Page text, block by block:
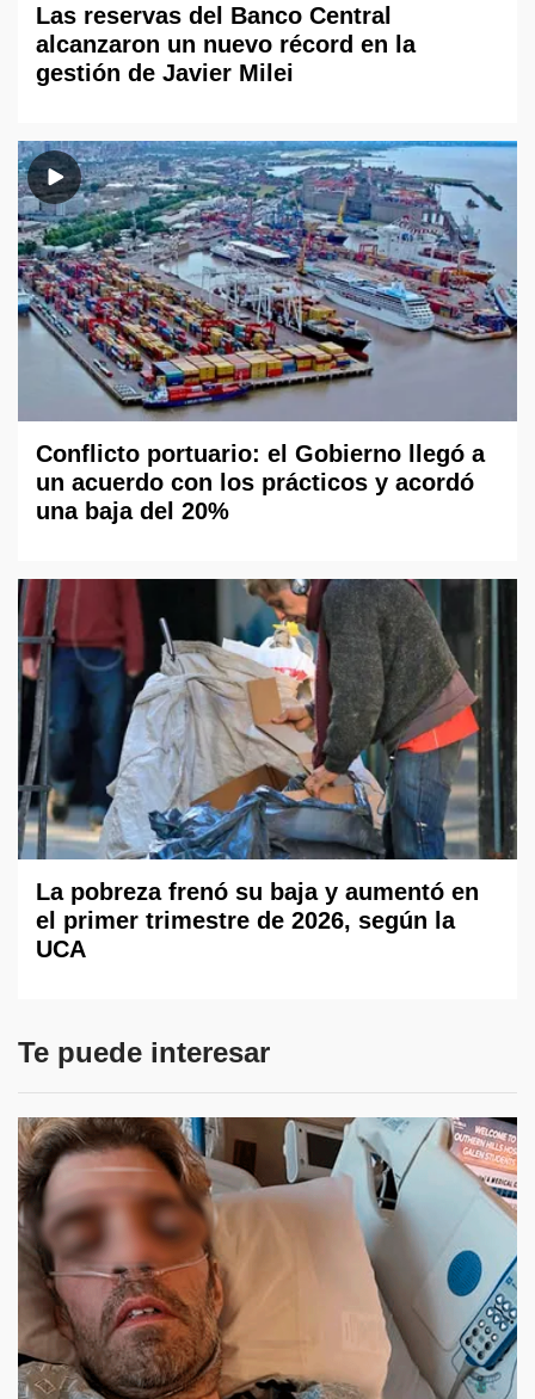
Las reservas del Banco Central
alcanzaron un nuevo récord en la
gestión de Javier Milei
Conflicto portuario: el Gobierno llegó a
un acuerdo con los prácticos y acordó
una baja del 20%
La pobreza frenó su baja y aumentó en
el primer trimestre de 2026, según la
UCA
Te puede interesar